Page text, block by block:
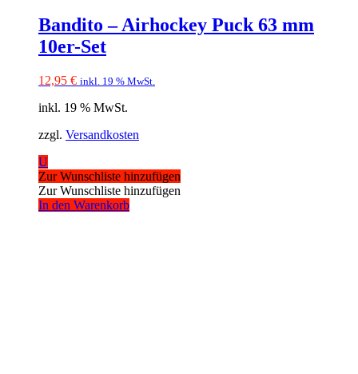
Bandito – Airhockey Puck 63 mm
10er-Set
12,95 € inkl. 19 % MwSt.
inkl. 19 % MwSt.
zzgl. Versandkosten
U
Zur Wunschliste hinzufügen
Zur Wunschliste hinzufügen
In den Warenkorb